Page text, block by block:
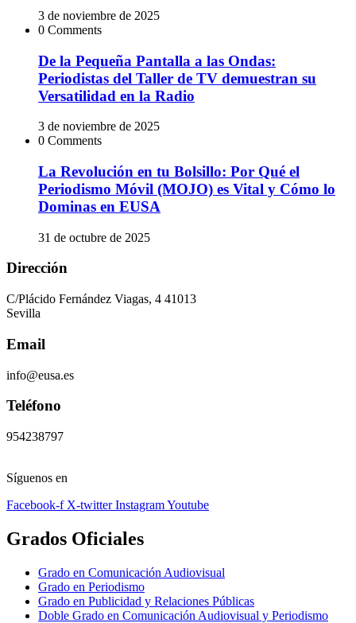
3 de noviembre de 2025
0 Comments
De la Pequeña Pantalla a las Ondas:
Periodistas del Taller de TV demuestran su
Versatilidad en la Radio
3 de noviembre de 2025
0 Comments
La Revolución en tu Bolsillo: Por Qué el
Periodismo Móvil (MOJO) es Vital y Cómo lo
Dominas en EUSA
31 de octubre de 2025
Dirección
C/Plácido Fernández Viagas, 4 41013
Sevilla
Email
info@eusa.es
Teléfono
954238797
Síguenos en
Facebook-f X-twitter InstagramYoutube
Grados Oficiales
Grado en Comunicación Audiovisual
Grado en Periodismo
Grado en Publicidad y Relaciones Públicas
Doble Grado en Comunicación Audiovisual y Periodismo